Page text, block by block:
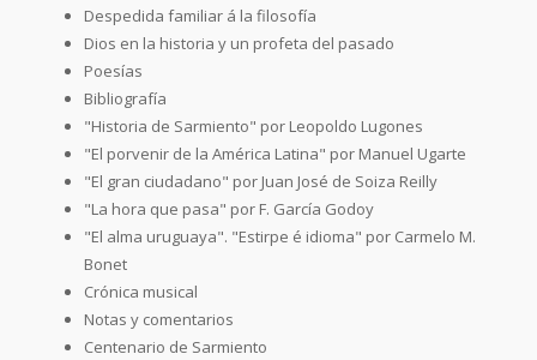
Despedida familiar á la filosofía
Dios en la historia y un profeta del pasado
Poesías
Bibliografía
"Historia de Sarmiento" por Leopoldo Lugones
"El porvenir de la América Latina" por Manuel Ugarte
"El gran ciudadano" por Juan José de Soiza Reilly
"La hora que pasa" por F. García Godoy
"El alma uruguaya". "Estirpe é idioma" por Carmelo M.
Bonet
Crónica musical
Notas y comentarios
Centenario de Sarmiento